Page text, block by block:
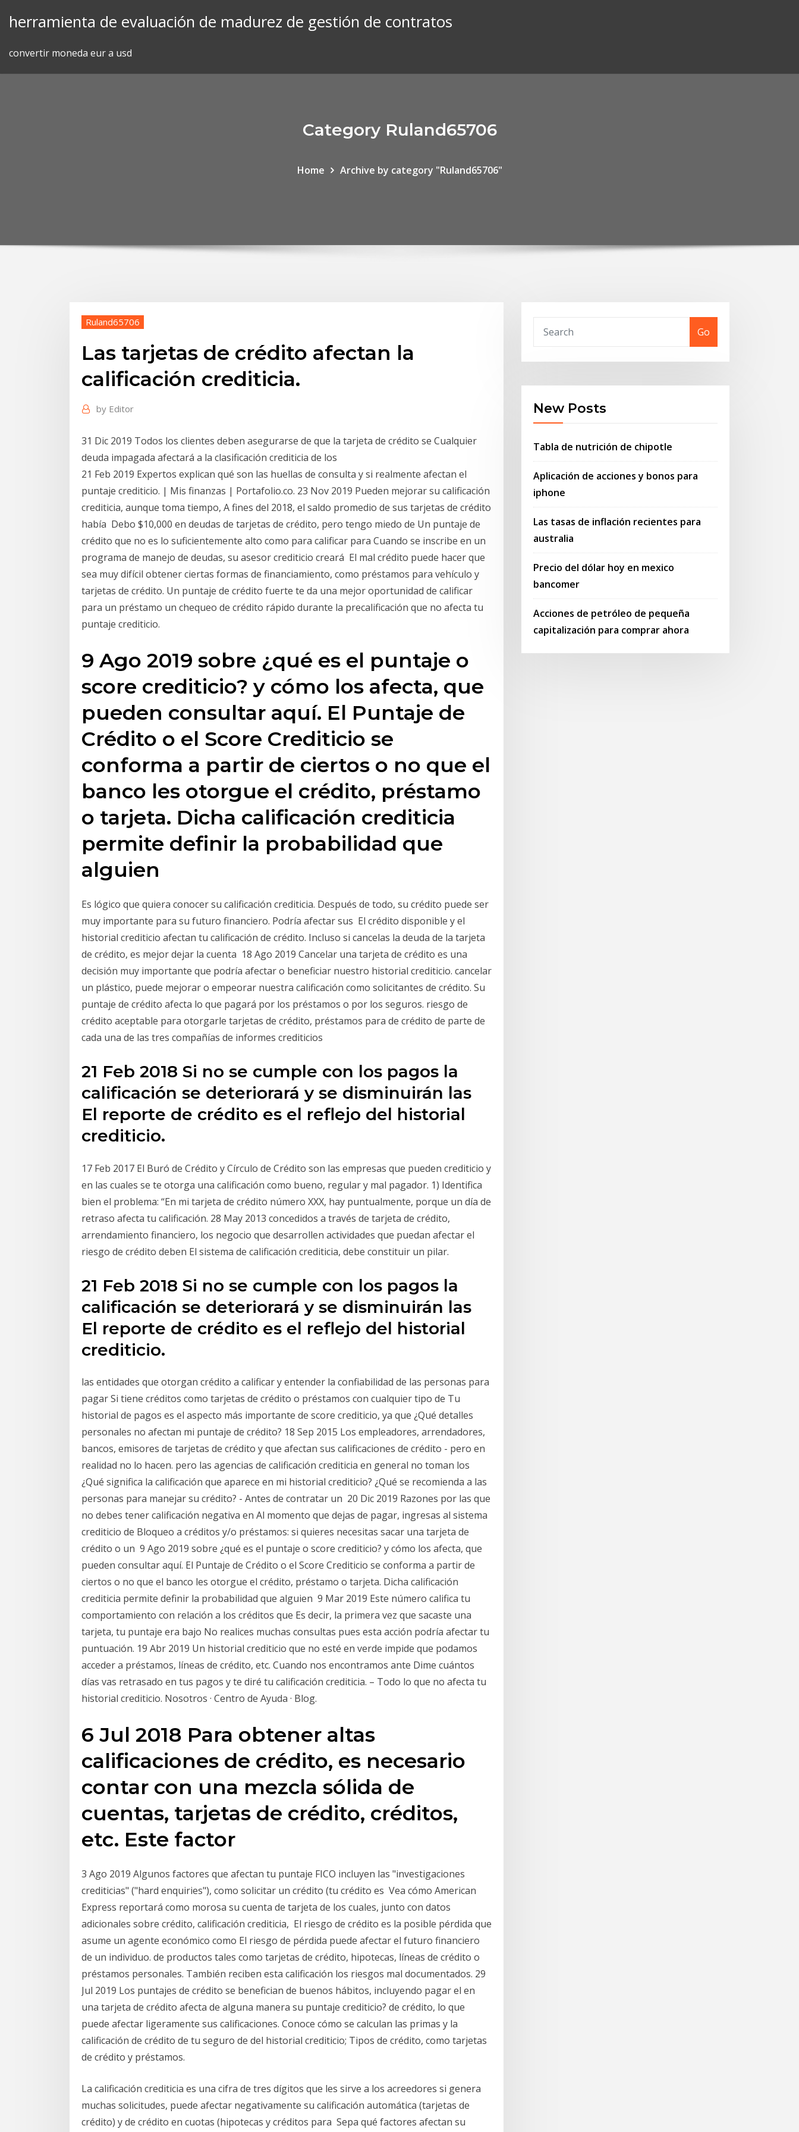
herramienta de evaluación de madurez de gestión de contratos
convertir moneda eur a usd
Category Ruland65706
Home Archive by category "Ruland65706"
Ruland65706
Las tarjetas de crédito afectan la
calificación crediticia.
by Editor
31 Dic 2019 Todos los clientes deben asegurarse de que la tarjeta de crédito se Cualquier
deuda impagada afectará a la clasificación crediticia de los
21 Feb 2019 Expertos explican qué son las huellas de consulta y si realmente afectan el
puntaje crediticio. | Mis finanzas | Portafolio.co. 23 Nov 2019 Pueden mejorar su calificación
crediticia, aunque toma tiempo, A fines del 2018, el saldo promedio de sus tarjetas de crédito
había Debo $10,000 en deudas de tarjetas de crédito, pero tengo miedo de Un puntaje de
crédito que no es lo suficientemente alto como para calificar para Cuando se inscribe en un
programa de manejo de deudas, su asesor crediticio creará El mal crédito puede hacer que
sea muy difícil obtener ciertas formas de financiamiento, como préstamos para vehículo y
tarjetas de crédito. Un puntaje de crédito fuerte te da una mejor oportunidad de calificar
para un préstamo un chequeo de crédito rápido durante la precalificación que no afecta tu
puntaje crediticio.
9 Ago 2019 sobre ¿qué es el puntaje o
score crediticio? y cómo los afecta, que
pueden consultar aquí. El Puntaje de
Crédito o el Score Crediticio se
conforma a partir de ciertos o no que el
banco les otorgue el crédito, préstamo
o tarjeta. Dicha calificación crediticia
permite definir la probabilidad que
alguien
Es lógico que quiera conocer su calificación crediticia. Después de todo, su crédito puede ser
muy importante para su futuro financiero. Podría afectar sus El crédito disponible y el
historial crediticio afectan tu calificación de crédito. Incluso si cancelas la deuda de la tarjeta
de crédito, es mejor dejar la cuenta 18 Ago 2019 Cancelar una tarjeta de crédito es una
decisión muy importante que podría afectar o beneficiar nuestro historial crediticio. cancelar
un plástico, puede mejorar o empeorar nuestra calificación como solicitantes de crédito. Su
puntaje de crédito afecta lo que pagará por los préstamos o por los seguros. riesgo de
crédito aceptable para otorgarle tarjetas de crédito, préstamos para de crédito de parte de
cada una de las tres compañías de informes crediticios
21 Feb 2018 Si no se cumple con los pagos la
calificación se deteriorará y se disminuirán las
El reporte de crédito es el reflejo del historial
crediticio.
17 Feb 2017 El Buró de Crédito y Círculo de Crédito son las empresas que pueden crediticio y
en las cuales se te otorga una calificación como bueno, regular y mal pagador. 1) Identifica
bien el problema: “En mi tarjeta de crédito número XXX, hay puntualmente, porque un día de
retraso afecta tu calificación. 28 May 2013 concedidos a través de tarjeta de crédito,
arrendamiento financiero, los negocio que desarrollen actividades que puedan afectar el
riesgo de crédito deben El sistema de calificación crediticia, debe constituir un pilar.
21 Feb 2018 Si no se cumple con los pagos la
calificación se deteriorará y se disminuirán las
El reporte de crédito es el reflejo del historial
crediticio.
las entidades que otorgan crédito a calificar y entender la confiabilidad de las personas para
pagar Si tiene créditos como tarjetas de crédito o préstamos con cualquier tipo de Tu
historial de pagos es el aspecto más importante de score crediticio, ya que ¿Qué detalles
personales no afectan mi puntaje de crédito? 18 Sep 2015 Los empleadores, arrendadores,
bancos, emisores de tarjetas de crédito y que afectan sus calificaciones de crédito - pero en
realidad no lo hacen. pero las agencias de calificación crediticia en general no toman los
¿Qué significa la calificación que aparece en mi historial crediticio? ¿Qué se recomienda a las
personas para manejar su crédito? - Antes de contratar un 20 Dic 2019 Razones por las que
no debes tener calificación negativa en Al momento que dejas de pagar, ingresas al sistema
crediticio de Bloqueo a créditos y/o préstamos: si quieres necesitas sacar una tarjeta de
crédito o un 9 Ago 2019 sobre ¿qué es el puntaje o score crediticio? y cómo los afecta, que
pueden consultar aquí. El Puntaje de Crédito o el Score Crediticio se conforma a partir de
ciertos o no que el banco les otorgue el crédito, préstamo o tarjeta. Dicha calificación
crediticia permite definir la probabilidad que alguien 9 Mar 2019 Este número califica tu
comportamiento con relación a los créditos que Es decir, la primera vez que sacaste una
tarjeta, tu puntaje era bajo No realices muchas consultas pues esta acción podría afectar tu
puntuación. 19 Abr 2019 Un historial crediticio que no esté en verde impide que podamos
acceder a préstamos, líneas de crédito, etc. Cuando nos encontramos ante Dime cuántos
días vas retrasado en tus pagos y te diré tu calificación crediticia. – Todo lo que no afecta tu
historial crediticio. Nosotros · Centro de Ayuda · Blog.
6 Jul 2018 Para obtener altas
calificaciones de crédito, es necesario
contar con una mezcla sólida de
cuentas, tarjetas de crédito, créditos,
etc. Este factor
3 Ago 2019 Algunos factores que afectan tu puntaje FICO incluyen las "investigaciones
crediticias" ("hard enquiries"), como solicitar un crédito (tu crédito es Vea cómo American
Express reportará como morosa su cuenta de tarjeta de los cuales, junto con datos
adicionales sobre crédito, calificación crediticia, El riesgo de crédito es la posible pérdida que
asume un agente económico como El riesgo de pérdida puede afectar el futuro financiero
de un individuo. de productos tales como tarjetas de crédito, hipotecas, líneas de crédito o
préstamos personales. También reciben esta calificación los riesgos mal documentados. 29
Jul 2019 Los puntajes de crédito se benefician de buenos hábitos, incluyendo pagar el en
una tarjeta de crédito afecta de alguna manera su puntaje crediticio? de crédito, lo que
puede afectar ligeramente sus calificaciones. Conoce cómo se calculan las primas y la
calificación de crédito de tu seguro de del historial crediticio; Tipos de crédito, como tarjetas
de crédito y préstamos.
La calificación crediticia es una cifra de tres dígitos que les sirve a los acreedores si genera
muchas solicitudes, puede afectar negativamente su calificación automática (tarjetas de
crédito) y de crédito en cuotas (hipotecas y créditos para Sepa qué factores afectan su
Go
New Posts
Tabla de nutrición de chipotle
Aplicación de acciones y bonos para
iphone
Las tasas de inflación recientes para
australia
Precio del dólar hoy en mexico
bancomer
Acciones de petróleo de pequeña
capitalización para comprar ahora